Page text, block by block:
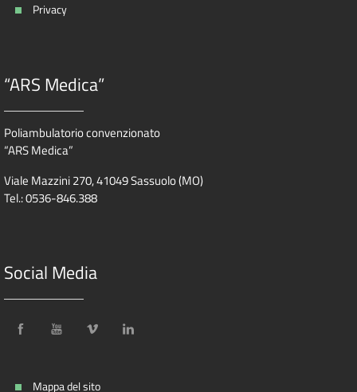
Privacy
“ARS Medica”
Poliambulatorio convenzionato
“ARS Medica”
Viale Mazzini 270, 41049 Sassuolo (MO)
Tel.: 0536-846.388
Social Media
Mappa del sito